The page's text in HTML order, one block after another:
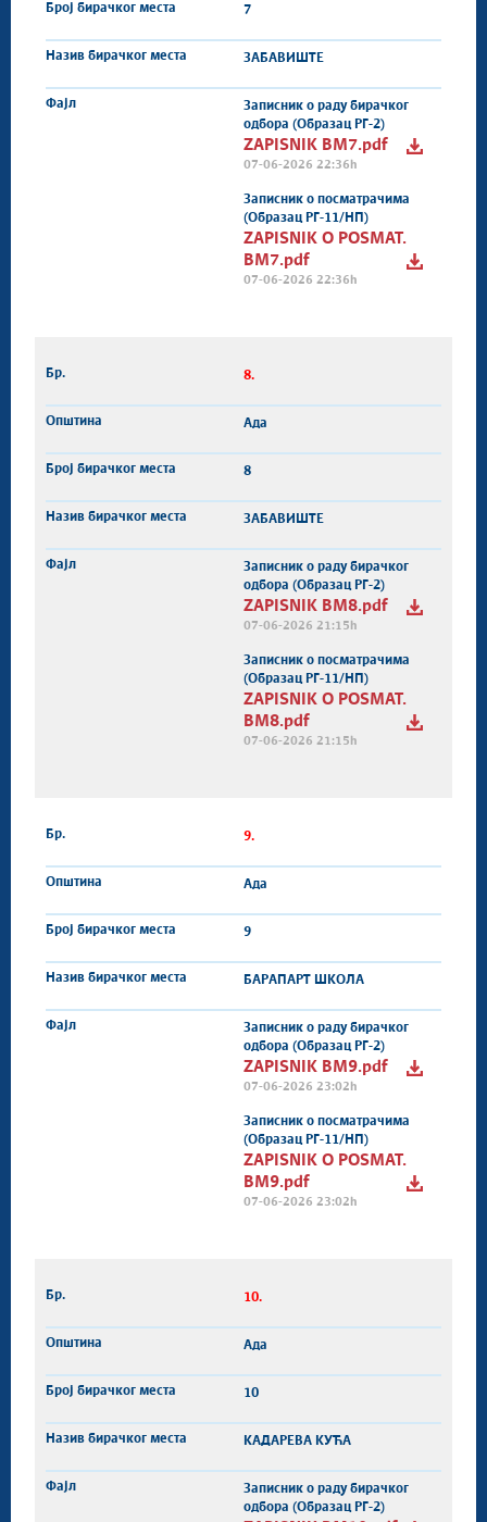
7
ЗАБАВИШТЕ
Записник о раду бирачког
одбора (Образац РГ-2)
ZAPISNIK BM7.pdf
07-06-2026 22:36h
Записник о посматрачима
(Образац РГ-11/НП)
ZAPISNIK O POSMAT.
BM7.pdf
07-06-2026 22:36h
8.
Ада
8
ЗАБАВИШТЕ
Записник о раду бирачког
одбора (Образац РГ-2)
ZAPISNIK BM8.pdf
07-06-2026 21:15h
Записник о посматрачима
(Образац РГ-11/НП)
ZAPISNIK O POSMAT.
BM8.pdf
07-06-2026 21:15h
9.
Ада
9
БАРАПАРТ ШКОЛА
Записник о раду бирачког
одбора (Образац РГ-2)
ZAPISNIK BM9.pdf
07-06-2026 23:02h
Записник о посматрачима
(Образац РГ-11/НП)
ZAPISNIK O POSMAT.
BM9.pdf
07-06-2026 23:02h
10.
Ада
10
КАДАРЕВА КУЋА
Записник о раду бирачког
одбора (Образац РГ-2)